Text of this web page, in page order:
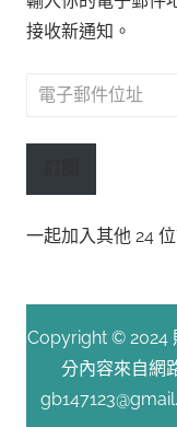
接收新通知。
電
郵
址
一起加入其他 24
Copyright © 2024
分內容來自網